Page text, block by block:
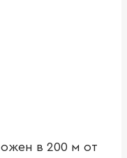
в 200 м от